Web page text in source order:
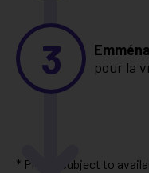
3
pour la
* Prices subject to